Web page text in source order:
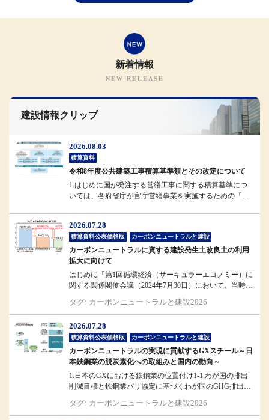
新着情報
建設情報クリップ
2026.08.03
積算資料
令和8年度公共建築工事積算基準類とその改定について
1.はじめに国が発注する営繕工事に関する積算基準につ
いては、各府省庁が官庁営繕事業を実施するための「統
2026.07.28
積算資料公表価格版 カーボンニュートラルと建設
カーボンニュートラルに資する建設発生土改良土の利用
拡大に向けて
はじめに「第1回循環経済（サーキュラーエコノミー）に
関する関係閣僚会議（2024年7月30日）において、当時の
タグ: カーボンニュートラルと建設2026
2026.07.28
積算資料公表価格版 カーボンニュートラルと建設
カーボンニュートラルの実現に貢献するGXスチール～日
本鉄鋼業の脱炭素化への取組みと国内の動向～
1.日本のGXにおける鉄鋼業の位置付け1-1.わが国の排出
削減目標と鉄鋼業パリ協定に基づくわが国のGHG排出削
タグ: カーボンニュートラルと建設2026